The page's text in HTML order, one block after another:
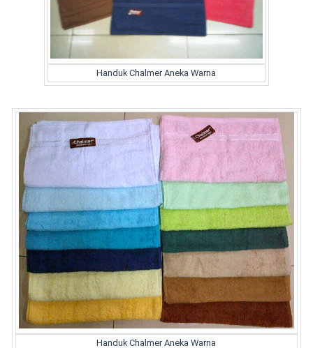
Handuk Chalmer Aneka Warna
Handuk Chalmer Aneka Warna